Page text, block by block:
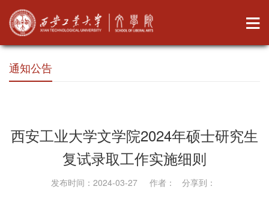
通知公告
西安工业大学文学院2024年硕士研究生
复试录取工作实施细则
发布时间：2024-03-27 作者： 分享到：